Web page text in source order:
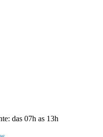
das 07h as 13h